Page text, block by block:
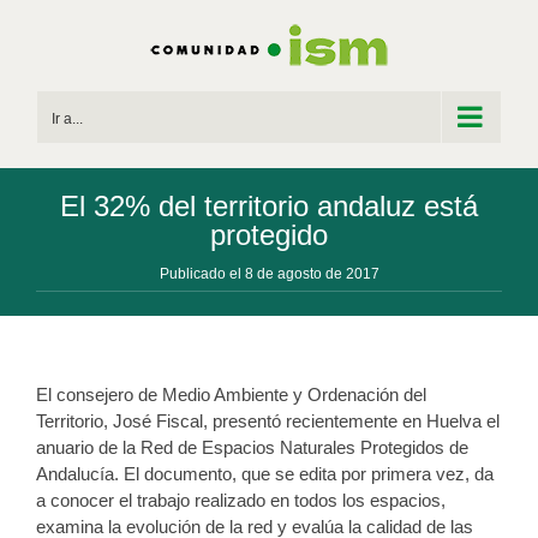
Ir a...
El 32% del territorio andaluz está
protegido
Publicado el 8 de agosto de 2017
El consejero de Medio Ambiente y Ordenación del
Territorio, José Fiscal, presentó recientemente en Huelva el
anuario de la Red de Espacios Naturales Protegidos de
Andalucía. El documento, que se edita por primera vez, da
a conocer el trabajo realizado en todos los espacios,
examina la evolución de la red y evalúa la calidad de las